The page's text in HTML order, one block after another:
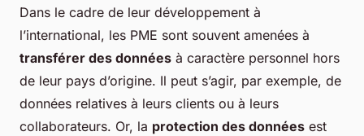
Dans le cadre de leur développement à
l’international, les PME sont souvent amenées à
transférer des données à caractère personnel hors
de leur pays d’origine. Il peut s’agir, par exemple, de
données relatives à leurs clients ou à leurs
collaborateurs. Or, la protection des données est